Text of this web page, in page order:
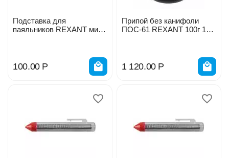
Подставка для
паяльников REXANT мини
100.00 Р
Припой без канифоли
ПОС-61 REXANT 100г 1мм
1 120.00 Р